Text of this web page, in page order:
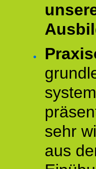
sehr
aus